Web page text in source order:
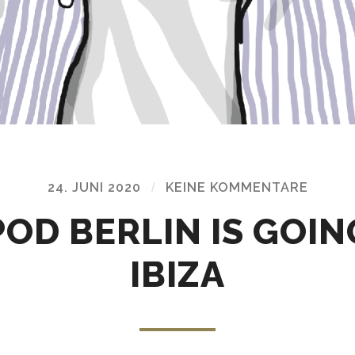
24. JUNI 2020 / KEINE KOMMENTARE
BERLIN IS
IBIZA